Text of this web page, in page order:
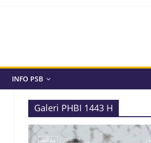
INFO PSB
Galeri PHBI 1443 H